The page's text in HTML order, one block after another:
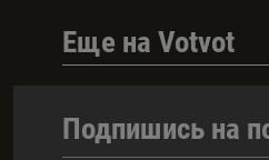
Еще на Votvot
Подпишись на